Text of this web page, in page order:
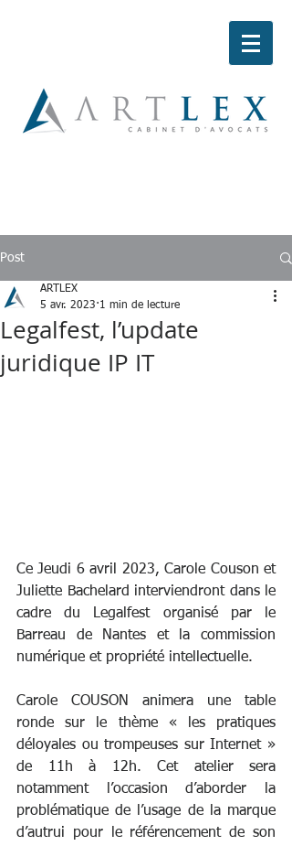
Post
Legalfest, l’update
juridique IP IT
ARTLEX
5 avr. 2023 1 min de lecture
Ce Jeudi 6 avril 2023, Carole Couson et
Juliette Bachelard interviendront dans le
cadre du Legalfest organisé par le
Barreau de Nantes et la commission
numérique et propriété intellectuelle.
Carole COUSON animera une table
ronde sur le thème « les pratiques
déloyales ou trompeuses sur Internet »
de 11h à 12h. Cet atelier sera
notamment l’occasion d’aborder la
problématique de l’usage de la marque
d’autrui pour le référencement de son